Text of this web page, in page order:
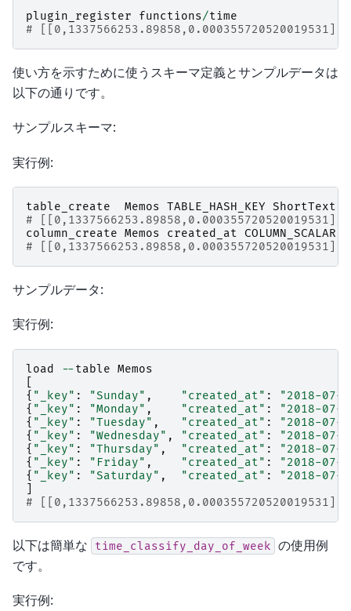
plugin_register functions/time
#
使い方を示すために使うスキーマ定義とサンプルデータは
以下の通りです。
サンプルスキーマ:
実行例:
table_create Memos TABLE_HASH_KEY ShortText
#
column_create Memos created_at COLUMN_SCALAR
#
サンプルデータ:
実行例:
load -- table Memos
{ "_key" : "Sunday" , "created_at" :
"2018-07-
{ "_key" : "Monday" , "created_at" :
"2018-07-
{ "_key" : "Tuesday" , "created_at" :
"2018-07-
{ "_key" : "Wednesday" , "created_at" :
"2018-07-
{ "_key" : "Thursday" , "created_at" :
"2018-07-
{ "_key" : "Friday" , "created_at" :
"2018-07-
{ "_key" : "Saturday" , "created_at" :
"2018-07-
#
以下は簡単な time_classify_day_of_week の使用例
です。
実行例: